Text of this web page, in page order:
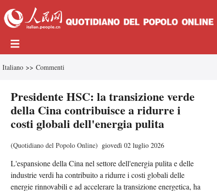
Italiano >> Commenti
Presidente HSC: la transizione verde
della Cina contribuisce a ridurre i
costi globali dell'energia pulita
(Quotidiano del Popolo Online) giovedì 02 luglio 2026
L'espansione della Cina nel settore dell'energia pulita e delle
industrie verdi ha contribuito a ridurre i costi globali delle
energie rinnovabili e ad accelerare la transizione energetica, ha